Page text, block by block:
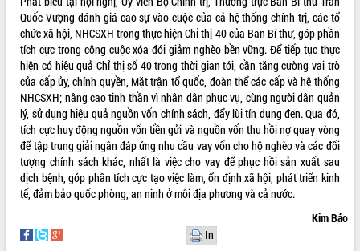
Hội thảo khoa học “Giải pháp thúc đẩy
phát triển nền kinh tế xanh tại tỉnh
Đắk Lắk”
Tăng cường giám sát, đôn đốc thực
hiện nhiệm vụ quản lý tài sản công
hàng tuần
Tháo gỡ những vướng mắc, đẩy mạnh
công tác cải cách thủ tục hành chính
tại Trung tâm Phục vụ hành chính
công tỉnh
Đắk Lắk: Tôn vinh 46 giải pháp tại Hội
thi Sáng tạo Kỹ thuật 2024 - 2025
về phát triển nuôi trồng thủy sản
Quốc Vượng đánh giá cao sự vào cuộc của cả hệ thống chính trị, các tổ
chức xã hội, NHCSXH trong thực hiện Chỉ thị 40 của Ban Bí thư, góp phần
tích cực trong công cuộc xóa đói giảm nghèo bền vững. Để tiếp tục thực
hiện có hiệu quả Chỉ thị số 40 trong thời gian tới, cần tăng cường vai trò
của cấp ủy, chính quyền, Mặt trận tổ quốc, đoàn thể các cấp và hệ thống
NHCSXH; nâng cao tinh thần vì nhân dân phục vụ, cùng người dân quản
lý, sử dụng hiệu quả nguồn vốn chính sách, đẩy lùi tín dụng đen. Qua đó,
tích cực huy động nguồn vốn tiền gửi và nguồn vốn thu hồi nợ quay vòng
để tập trung giải ngân đáp ứng nhu cầu vay vốn cho hộ nghèo và các đối
tượng chính sách khác, nhất là việc cho vay để phục hồi sản xuất sau
dịch bệnh, góp phần tích cực tạo việc làm, ổn định xã hội, phát triển kinh
tế, đảm bảo quốc phòng, an ninh ở mỗi địa phương và cả nước.
Kim Bảo
In